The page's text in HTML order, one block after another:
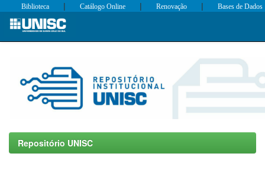
Skip
Biblioteca | Catálogo Online | Renovação | Bases de Dados
Repositório UNISC